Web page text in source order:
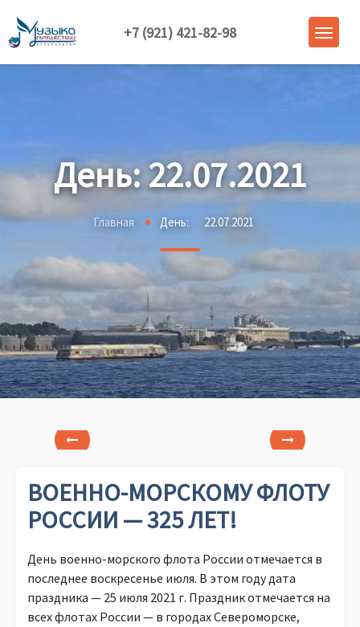
+7 (921) 421-82-98
День:22.07.2021
Главная День: 22.07.2021
ВОЕННО-МОРСКОМУ ФЛОТУ
РОССИИ — 325 ЛЕТ!
День военно-морского флота России отмечается в
последнее воскресенье июля. В этом году дата
праздника — 25 июля 2021 г. Праздник отмечается на
всех флотах России — в городах Североморске,